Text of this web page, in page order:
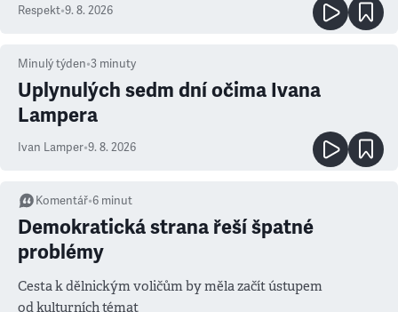
Respekt•9. 8. 2026
Minulý týden•3 minuty
Uplynulých sedm dní očima Ivana
Lampera
Ivan Lamper•9. 8. 2026
Komentář•6 minut
Demokratická strana řeší špatné
problémy
Cesta k dělnickým voličům by měla začít ústupem
od kulturních témat